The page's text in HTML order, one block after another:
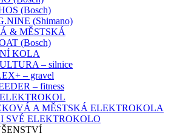
(Bosch)
(Shimano)
& MĚSTSKÁ
(Bosch)
KOLA
– silnice
– gravel
– fitness
A MĚSTSKÁ ELEKTROKOLA
SVÉ ELEKTROKOLO